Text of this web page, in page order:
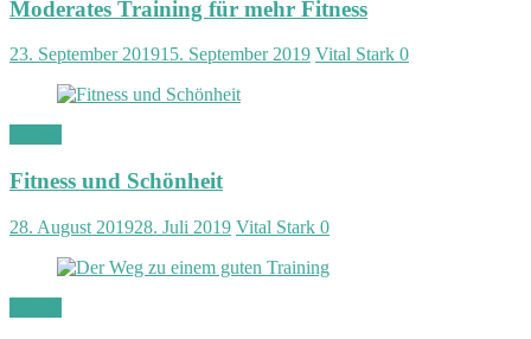
Moderates Training für mehr Fitness
23. September 201915. September 2019 Vital Stark 0
Fitness und Schönheit
28. August 201928. Juli 2019 Vital Stark 0